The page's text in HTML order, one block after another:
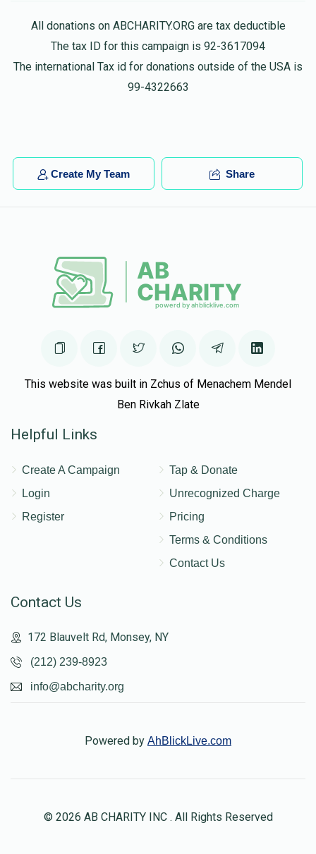
All donations on ABCHARITY.ORG are tax deductible
The tax ID for this campaign is 92-3617094
The international Tax id for donations outside of the USA is
99-4322663
Create My Team Share
This website was built in Zchus of Menachem Mendel
Ben Rivkah Zlate
Helpful Links
Create A Campaign
Login
Register
Tap & Donate
Unrecognized Charge
Pricing
Terms & Conditions
Contact Us
Contact Us
172 Blauvelt Rd, Monsey, NY
(212) 239-8923
info@abcharity.org
Powered by AhBlickLive.com
© 2026 AB CHARITY INC . All Rights Reserved